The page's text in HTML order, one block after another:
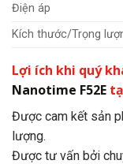
Điện áp
Kích thước/Trọng
Lợi ích khi quý
Nanotime F52E
Được cam kết sản
lượng.
Được tư vấn bởi